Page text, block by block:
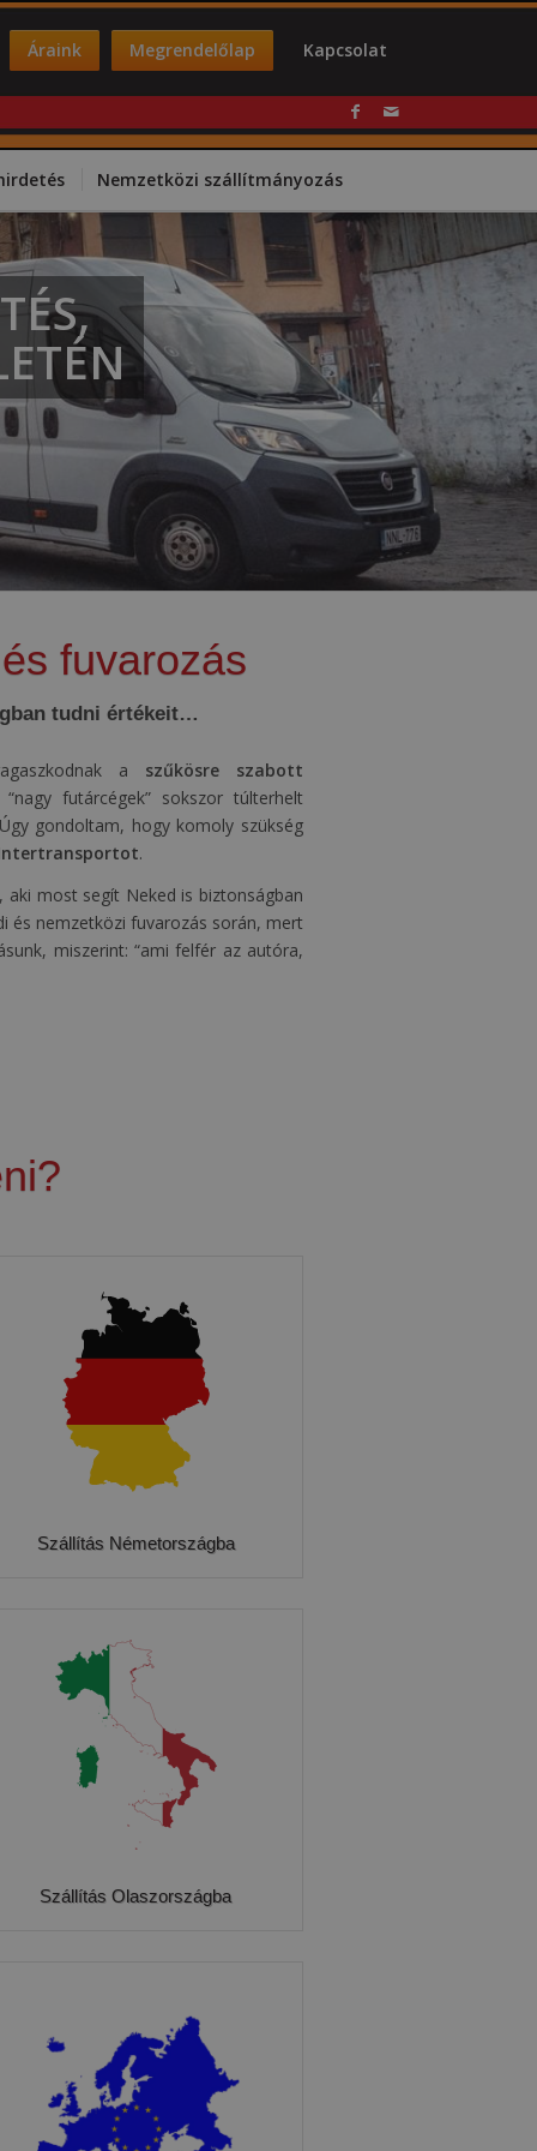
Áraink Megrendelőlap Kapcsolat
Nemzetközi szállítmányozás
fuvarozás
tudni értékeit…
a szűkösre szabott
futárcégek” sokszor túlterhelt
gondoltam, hogy komoly szükség
.
, aki most segít Neked is biztonságban
és nemzetközi fuvarozás során, mert
miszerint: “ami felfér az autóra,
Szállítás Németországba
Szállítás Olaszországba